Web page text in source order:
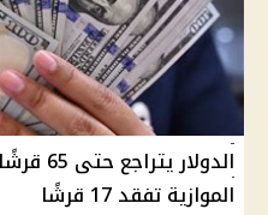
الموازية تفقد 17 قرشًا